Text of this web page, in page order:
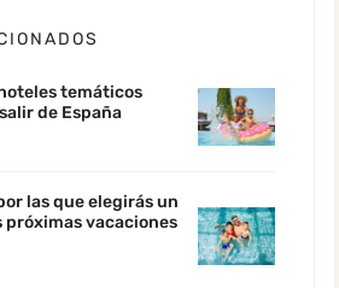
temáticos
de España
las que elegirás un
próximas vacaciones